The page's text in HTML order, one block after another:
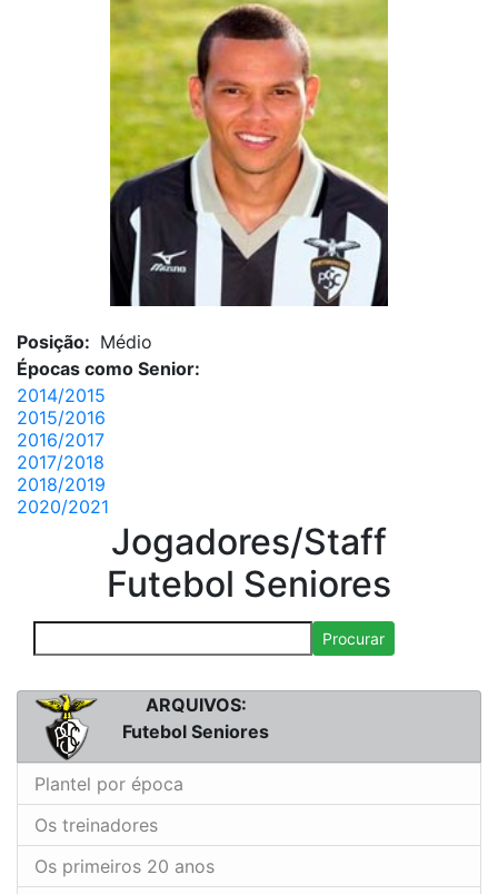
Posição: Médio
Épocas como Senior:
2014/2015
2015/2016
2016/2017
2017/2018
2018/2019
2020/2021
Jogadores/Staff
Futebol Seniores
Procurar
ARQUIVOS:
Futebol Seniores
Plantel por época
Os treinadores
Os primeiros 20 anos